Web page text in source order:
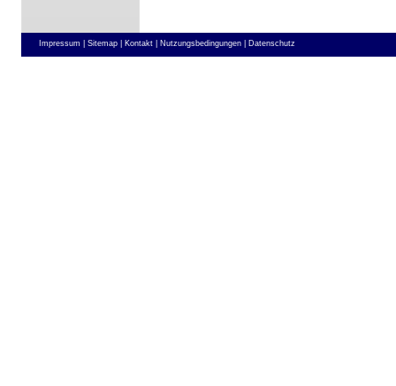
Impressum | Sitemap | Kontakt | Nutzungsbedingungen | Datenschutz